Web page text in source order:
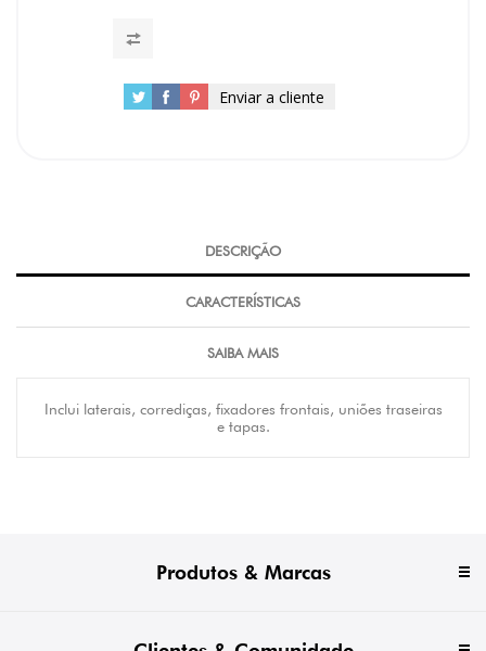
Enviar a cliente
DESCRIÇÃO
CARACTERÍSTICAS
SAIBA MAIS
Inclui laterais, corrediças, fixadores frontais, uniões traseiras
e tapas.
Produtos & Marcas